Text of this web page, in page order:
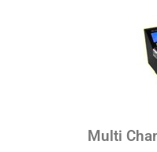
Multi